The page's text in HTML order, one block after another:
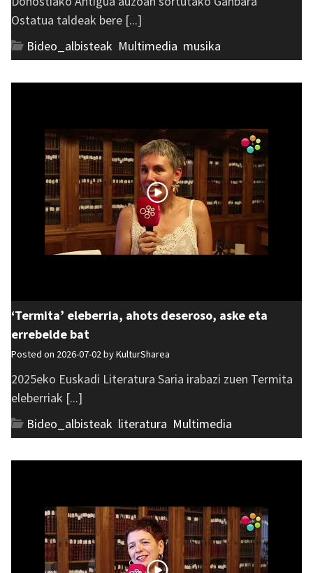
Ostatua taldeak bere [...]
Bideo_albisteak Multimedia musika
‘Termita’ eleberria, ahots deseroso, aske eta
errebelde bat
Posted on 2026-07-02 byKulturSharea
2025eko Euskadi Literatura Saria irabazi zuen Termita
eleberriak [...]
Bideo_albisteak literatura Multimedia